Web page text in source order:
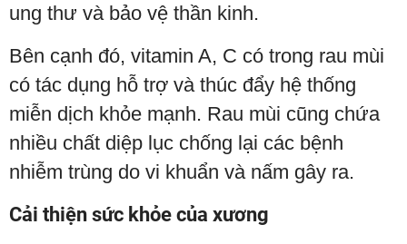
ung thư và bảo vệ thần kinh.
Bên cạnh đó, vitamin A, C có trong rau mùi
có tác dụng hỗ trợ và thúc đẩy hệ thống
miễn dịch khỏe mạnh. Rau mùi cũng chứa
nhiều chất diệp lục chống lại các bệnh
nhiễm trùng do vi khuẩn và nấm gây ra.
Cải thiện sức khỏe của xương